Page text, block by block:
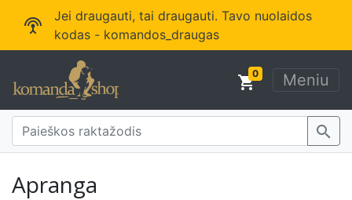
settings_input_antenna
Jei draugauti, tai draugauti. Tavo nuolaidos
kodas - komandos_draugas
shopping_cart0 Meniu
search
Apranga